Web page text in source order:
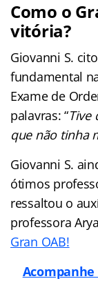
Como o
vitória?
Giovanni S.
fundamental
Exame de
palavras: “Tive
que não tinha
Giovanni S.
ótimos
ressaltou o
professora
Gran OAB!